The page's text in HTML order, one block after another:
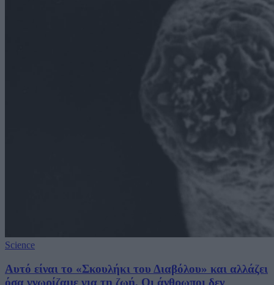
Science
Αυτό είναι το «Σκουλήκι του Διαβόλου» και αλλάζει
όσα γνωρίζαμε για τη ζωή. Οι άνθρωποι δεν